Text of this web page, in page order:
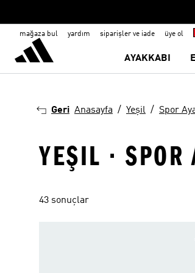
mağaza bul yardım siparişler ve iade üye ol
AYAKKABI
Geri Anasayfa Yeşil Spor
YEŞIL · SPOR
43 sonuçlar